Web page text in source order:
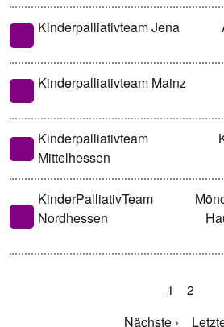
Kinderpalliativteam Jena
Kinderpalliativteam Mainz
Kinderpalliativteam
Mittelhessen
KinderPalliativTeam
Nordhessen
1
2
Nächste ›